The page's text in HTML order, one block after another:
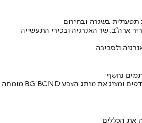
תפעולית בשגרה ובחירום
ארה"ב, שר האנרגיה ובכירי התעשייה
ולסביבה
נחשף